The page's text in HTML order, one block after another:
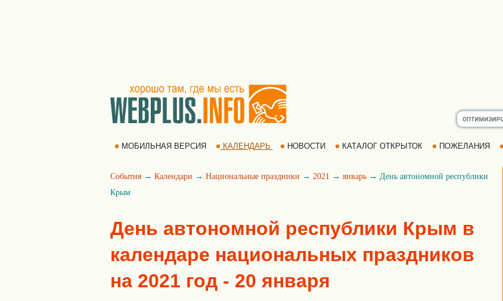
МОБИЛЬНАЯ ВЕРСИЯ КАЛЕНДАРЬ НОВОСТИ КАТАЛОГ ОТКРЫТОК ПОЖЕЛАНИЯ
События → Календари → Национальные праздники → 2021 → январь → День автономной республики
Крым
День автономной республики Крым в
календаре национальных праздников
на 2021 год - 20 января